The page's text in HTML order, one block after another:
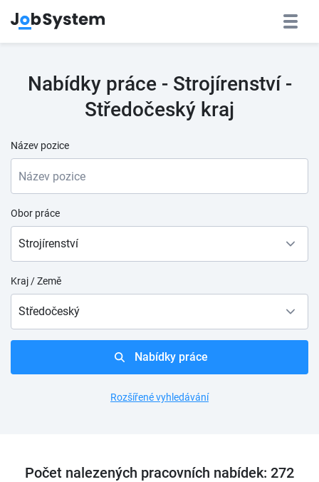
Nabídky práce - Strojírenství -
Středočeský kraj
Název pozice
Obor práce
Strojírenství
Kraj / Země
Středočeský
Nabídky práce
Rozšířené vyhledávání
Počet nalezených pracovních nabídek: 272